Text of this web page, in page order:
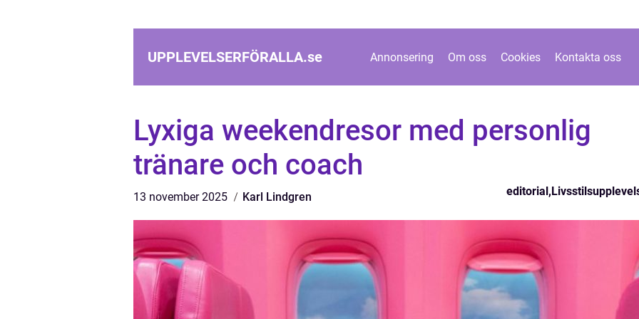
UPPLEVELSERFÖRALLA.se Annonsering Om oss Cookies Kontakta oss
Lyxiga weekendresor med personlig
tränare och coach
13 november 2025 Karl Lindgren editorial,